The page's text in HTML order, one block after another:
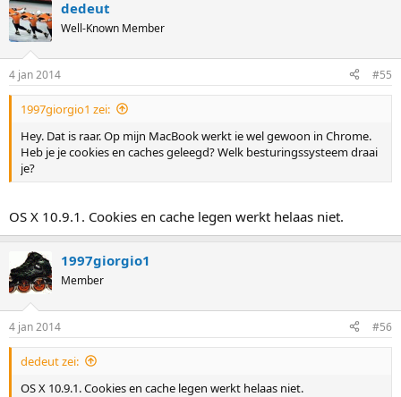
c
t
i
n
s
:
dedeut
Well-Known Member
4 jan 2014 #55
1997giorgio1 zei:
Hey. Dat is raar. Op mijn MacBook werkt ie wel gewoon in Chrome.
Heb je je cookies en caches geleegd? Welk besturingssysteem draai
je?
OS X 10.9.1. Cookies en cache legen werkt helaas niet.
1997giorgio1
Member
4 jan 2014 #56
dedeut zei:
OS X 10.9.1. Cookies en cache legen werkt helaas niet.